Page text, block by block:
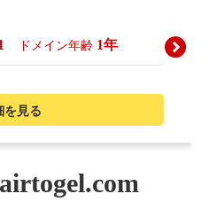
を見る
ドメイン年齢 1年